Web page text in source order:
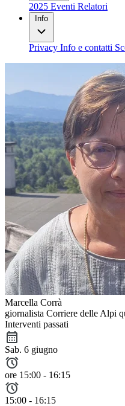
2025 Eventi Relatori
Info
Privacy Info e contatti
Marcella Corrà
giornalista Corriere delle Alpi
Interventi passati
Sab. 6 giugno
ore 15:00 - 16:15
15:00 - 16:15